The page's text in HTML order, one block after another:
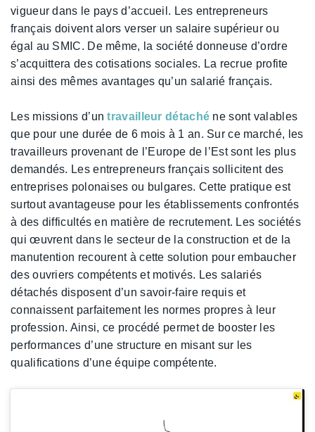
vigueur dans le pays d’accueil. Les entrepreneurs
français doivent alors verser un salaire supérieur ou
égal au SMIC. De même, la société donneuse d’ordre
s’acquittera des cotisations sociales. La recrue profite
ainsi des mêmes avantages qu’un salarié français.
Les missions d’untravailleur détaché ne sont valables
que pour une durée de 6 mois à 1 an. Sur ce marché, les
travailleurs provenant de l’Europe de l’Est sont les plus
demandés. Les entrepreneurs français sollicitent des
entreprises polonaises ou bulgares. Cette pratique est
surtout avantageuse pour les établissements confrontés
à des difficultés en matière de recrutement. Les sociétés
qui œuvrent dans le secteur de la construction et de la
manutention recourent à cette solution pour embaucher
des ouvriers compétents et motivés. Les salariés
détachés disposent d’un savoir-faire requis et
connaissent parfaitement les normes propres à leur
profession. Ainsi, ce procédé permet de booster les
performances d’une structure en misant sur les
qualifications d’une équipe compétente.